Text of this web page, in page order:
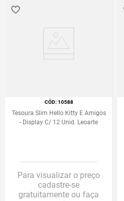
:10588
Tesoura Slim Hello Kitty E Amigos
- Display C/ 12 Unid. Leoarte
Para visualizar o preço
cadastre-se
gratuitamente ou faça